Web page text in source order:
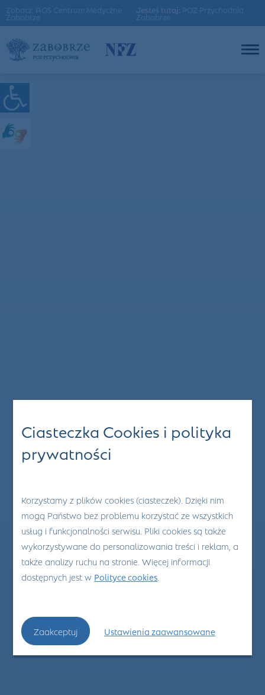
Zobacz: AOS Centrum Medyczne
Zabobrze
Jesteś tutaj: POZ Przychodnia
Zabobrze
Ciasteczka Cookies i polityka
prywatności
Korzystamy z plików cookies (ciasteczek). Dzięki nim
mogą Państwo bez problemu korzystać ze wszystkich
usług i funkcjonalności serwisu. Pliki cookies są także
wykorzystywane do personalizowania treści i reklam, a
także analizy ruchu na stronie. Więcej informacji
dostępnych jest w Polityce cookies.
Zaakceptuj Ustawienia zaawansowane